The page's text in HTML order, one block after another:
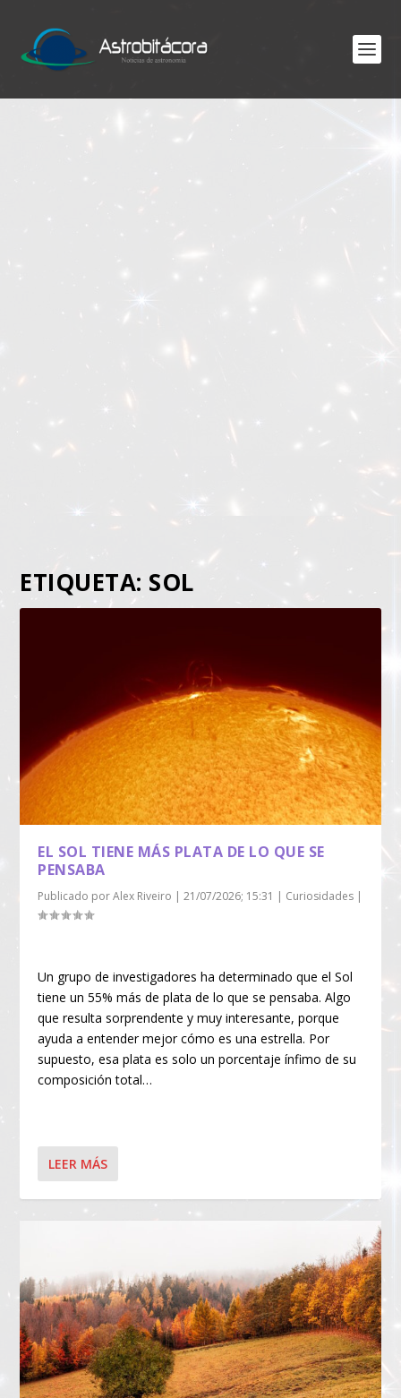
ETIQUETA: SOL
EL SOL TIENE MÁS PLATA DE LO QUE SE
PENSABA
Publicado porAlex Riveiro |21/07/2026; 15:31 | Curiosidades |
Un grupo de investigadores ha determinado que el Sol
tiene un 55% más de plata de lo que se pensaba. Algo
que resulta sorprendente y muy interesante, porque
ayuda a entender mejor cómo es una estrella. Por
supuesto, esa plata es solo un porcentaje ínfimo de su
composición total…
LEER MÁS